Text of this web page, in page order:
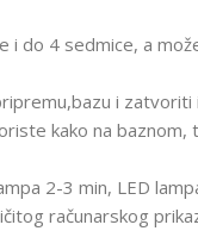
i do 4 sedmice, a
i zatvoriti
kako na baznom,
2-3 min, LED
računarskog